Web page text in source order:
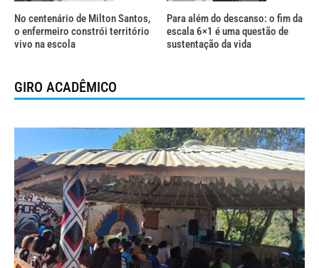
No centenário de Milton Santos,
o enfermeiro constrói território
vivo na escola
Para além do descanso: o fim da
escala 6×1 é uma questão de
sustentação da vida
GIRO ACADÊMICO